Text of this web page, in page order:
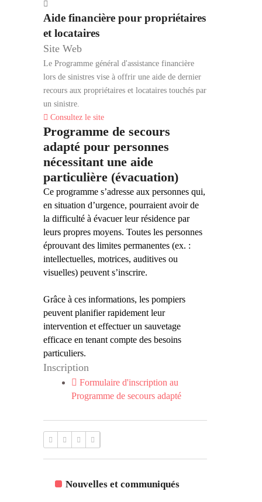
Aide financière pour propriétaires
et locataires
Site Web
Le Programme général d'assistance financière
lors de sinistres vise à offrir une aide de dernier
recours aux propriétaires et locataires touchés par
un sinistre.
Consultez le site
Programme de secours
adapté pour personnes
nécessitant une aide
particulière (évacuation)
Ce programme s’adresse aux personnes qui,
en situation d’urgence, pourraient avoir de
la difficulté à évacuer leur résidence par
leurs propres moyens. Toutes les personnes
éprouvant des limites permanentes (ex. :
intellectuelles, motrices, auditives ou
visuelles) peuvent s’inscrire.
Grâce à ces informations, les pompiers
peuvent planifier rapidement leur
intervention et effectuer un sauvetage
efficace en tenant compte des besoins
particuliers.
Inscription
Formulaire d'inscription au
Programme de secours adapté
Nouvelles et communiqués